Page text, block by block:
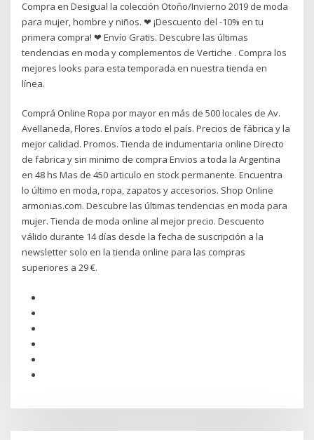
Compra en Desigual la colección Otoño/Invierno 2019 de moda
para mujer, hombre y niños. ❤ ¡Descuento del -10% en tu
primera compra! ❤ Envío Gratis. Descubre las últimas
tendencias en moda y complementos de Vertiche . Compra los
mejores looks para esta temporada en nuestra tienda en
línea.
Comprá Online Ropa por mayor en más de 500 locales de Av.
Avellaneda, Flores. Envíos a todo el país. Precios de fábrica y la
mejor calidad. Promos. Tienda de indumentaria online Directo
de fabrica y sin minimo de compra Envios a toda la Argentina
en 48 hs Mas de 450 articulo en stock permanente. Encuentra
lo último en moda, ropa, zapatos y accesorios. Shop Online
armonias.com. Descubre las últimas tendencias en moda para
mujer. Tienda de moda online al mejor precio. Descuento
válido durante 14 días desde la fecha de suscripción a la
newsletter solo en la tienda online para las compras
superiores a 29 €.